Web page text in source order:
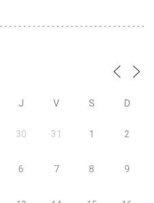
J V S D
30 31 1 2
6 7 8 9